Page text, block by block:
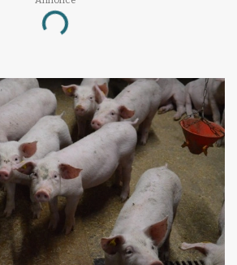
Loading...